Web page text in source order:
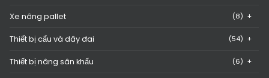
Xe nâng pallet (8) +
Thiết bị cẩu và dây đai (54) +
Thiết bị nâng sân khấu (6) +